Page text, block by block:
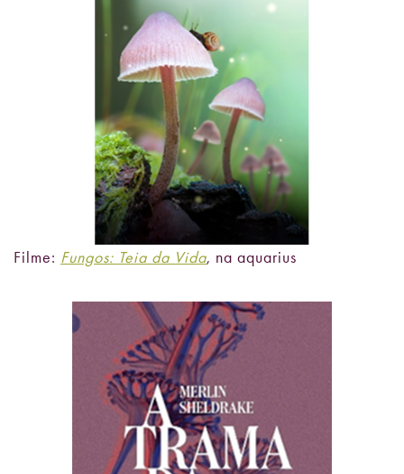
Filme: Fungos: Teia da Vida, na aquarius